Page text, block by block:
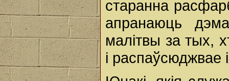
старанна
апранаюць
малітвы за тых,
і распаўсюджвае